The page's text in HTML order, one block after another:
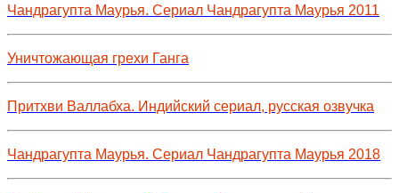
Чандрагупта Маурья. Сериал Чандрагупта Маурья 2011
Уничтожающая грехи Ганга
Притхви Валлабха. Индийский сериал, русская озвучка
Чандрагупта Маурья. Сериал Чандрагупта Маурья 2018